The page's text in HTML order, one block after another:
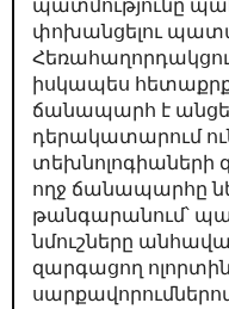
պատմությունը
փոխանցելու
իսկապես
ճանապարհ է
դերակատարում
տեխնոլոգիաների
ողջ ճանապարհը
թանգարանում՝
նմուշները
զարգացող ոլորտին